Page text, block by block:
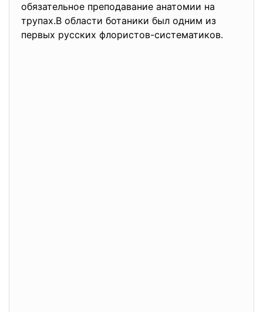
обязательное преподавание анатомии на
трупах.В области ботаники был одним из
первых русских флористов-систематиков.